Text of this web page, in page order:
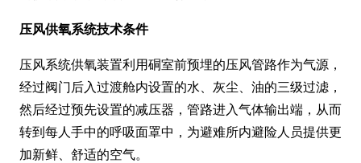
压风供氧系统技术条件
压风系统供氧装置利用硐室前预埋的压风管路作为气源，
经过阀门后入过渡舱内设置的水、灰尘、油的三级过滤，
然后经过预先设置的减压器，管路进入气体输出端，从而
转到每人手中的呼吸面罩中，为避难所内避险人员提供更
加新鲜、舒适的空气。